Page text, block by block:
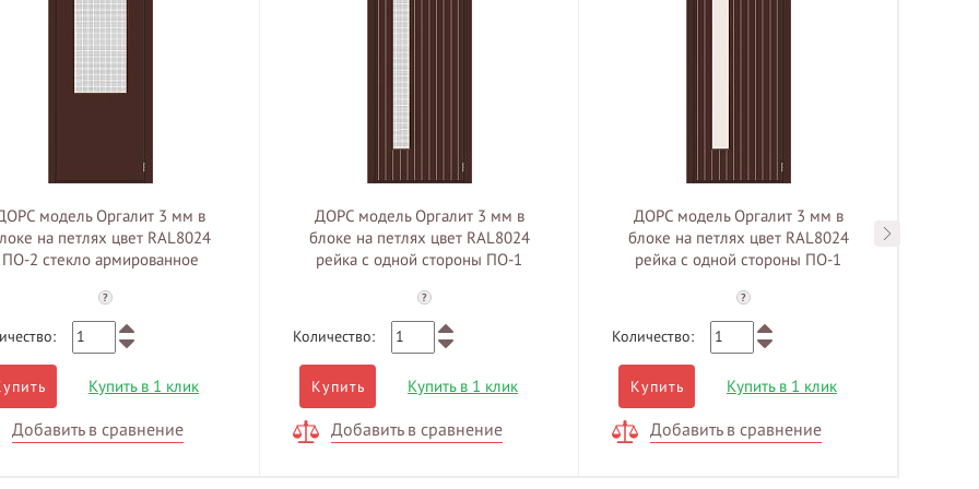
модель Оргалит 3 мм в
на петлях цвет RAL8024
ПО-2 стекло армированное
?
Купить в 1 клик
Добавить в сравнение
ДОРС модель Оргалит 3 мм в
блоке на петлях цвет RAL8024
рейка с одной стороны ПО-1
?
Количество:
Купить Купить в 1 клик
Добавить в сравнение
ДОРС модель Оргалит 3 мм в
блоке на петлях цвет RAL8024
рейка с одной стороны ПО-1
?
Количество:
Купить Купить в 1 клик
Добавить в сравнение